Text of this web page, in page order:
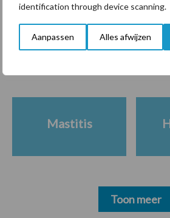
identification through device scanning.
Aanpassen Alles afwijzen
Themapagina's
Diergezondheid
Mastitis
Toon meer